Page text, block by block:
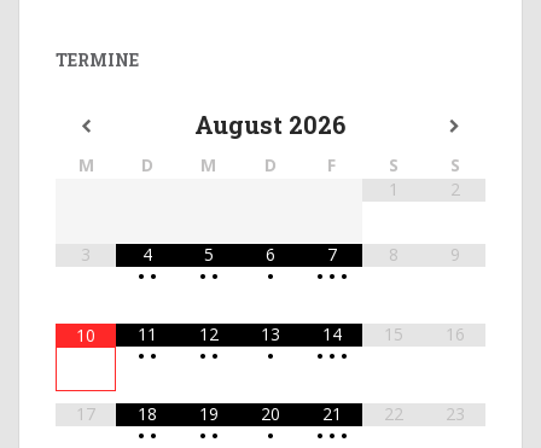
TERMINE
August 2026
M D M D F S
S
1
2
3
4
• •
5
• •
6
•
7
• • •
8 9
10
11
• •
12
• •
13
•
14
• • •
15 16
17
18
• •
19
• •
20
•
21
• • •
22 23